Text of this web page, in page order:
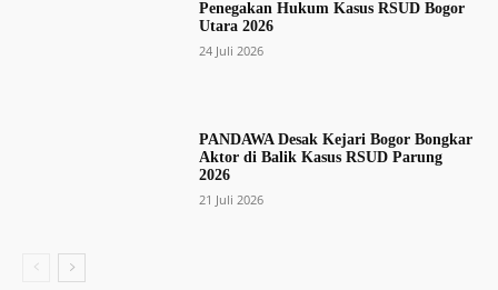
Penegakan Hukum Kasus RSUD Bogor
Utara 2026
24 Juli 2026
PANDAWA Desak Kejari Bogor Bongkar
Aktor di Balik Kasus RSUD Parung
2026
21 Juli 2026